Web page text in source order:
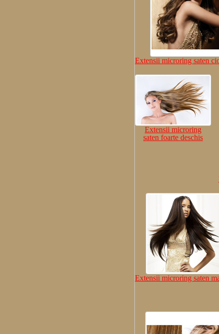
Extensii microring saten
Extensii microring
saten foarte deschis
Extensii microring saten